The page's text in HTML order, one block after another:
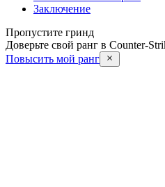
Заключение
Пропустите гринд
Доверьте свой ранг в Counter-
Повысить мой ранг